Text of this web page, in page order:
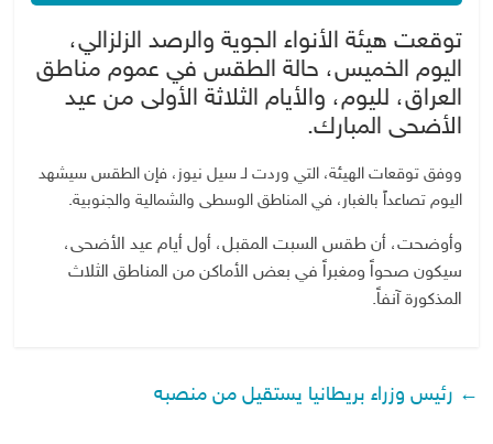
توقعت هيئة الأنواء الجوية والرصد الزلزالي،
اليوم الخميس، حالة الطقس في عموم مناطق
العراق، لليوم، والأيام الثلاثة الأولى من عيد
الأضحى المبارك.
ووفق توقعات الهيئة، التي وردت لـ سيل نيوز، فإن الطقس سيشهد
اليوم تصاعداً بالغبار، في المناطق الوسطى والشمالية والجنوبية.
وأوضحت، أن طقس السبت المقبل، أول أيام عيد الأضحى،
سيكون صحواً ومغبراً في بعض الأماكن من المناطق الثلاث
المذكورة آنفاً.
← رئيس وزراء بريطانيا يستقيل من منصبه